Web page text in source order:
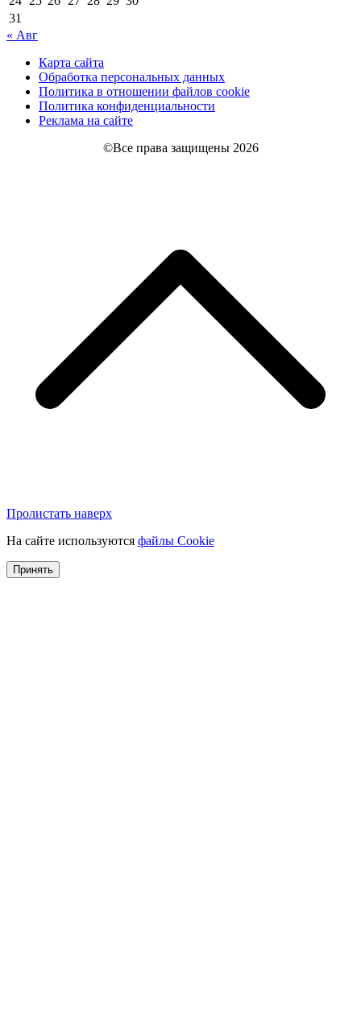
31
« Авг
Карта сайта
Обработка персональных данных
Политика в отношении файлов cookie
Политика конфиденциальности
Реклама на сайте
©Все права защищены 2026
Пролистать наверх
На сайте используются файлы Cookie
Принять